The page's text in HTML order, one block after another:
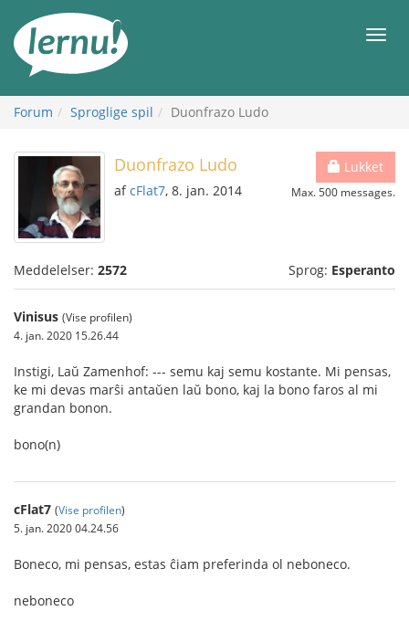
indholdet
Forum Sproglige spil Duonfrazo Ludo
Lukket
Max. 500 messages.
Duonfrazo Ludo
afcFlat7, 8. jan. 2014
Meddelelser: 2572 Sprog: Esperanto
Vinisus (Vise profilen)
4. jan. 2020 15.26.44
Instigi, Laŭ Zamenhof: --- semu kaj semu kostante. Mi pensas,
ke mi devas marŝi antaŭen laŭ bono, kaj la bono faros al mi
grandan bonon.
bono(n)
cFlat7 (Vise profilen)
5. jan. 2020 04.24.56
Boneco, mi pensas, estas ĉiam preferinda ol neboneco.
neboneco